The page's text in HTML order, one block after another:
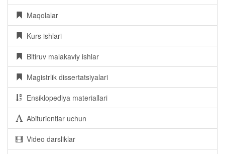
Maqolalar
Kurs ishlari
Bitiruv malakaviy ishlar
Magistrlik dissertatsiyalari
Ensiklopediya materiallari
Abiturientlar uchun
Video darsliklar